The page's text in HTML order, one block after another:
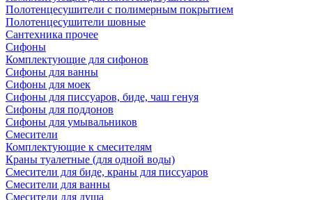
Полотенцесушители с полимерным покрытием
Полотенцесушители шовные
Сантехника прочее
Сифоны
Комплектующие для сифонов
Сифоны для ванны
Сифоны для моек
Сифоны для писсуаров, биде, чаш генуя
Сифоны для поддонов
Сифоны для умывальников
Смесители
Комплектующие к смесителям
Краны туалетные (для одной воды)
Смесители для биде, краны для писсуаров
Смесители для ванны
Смесители для душа